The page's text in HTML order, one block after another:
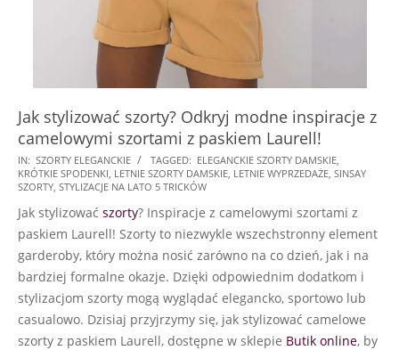
Jak stylizować szorty? Odkryj modne inspiracje z
camelowymi szortami z paskiem Laurell!
2024-
10-
IN: SZORTY ELEGANCKIE TAGGED: ELEGANCKIE SZORTY DAMSKIE,
KRÓTKIE SPODENKI, LETNIE SZORTY DAMSKIE, LETNIE WYPRZEDAŻE, SINSAY
SZORTY, STYLIZACJE NA LATO 5 TRICKÓW
Jak stylizować szorty? Inspiracje z camelowymi szortami z
paskiem Laurell! Szorty to niezwykle wszechstronny element
garderoby, który można nosić zarówno na co dzień, jak i na
bardziej formalne okazje. Dzięki odpowiednim dodatkom i
stylizacjom szorty mogą wyglądać elegancko, sportowo lub
casualowo. Dzisiaj przyjrzymy się, jak stylizować camelowe
szorty z paskiem Laurell, dostępne w sklepie Butik online, by